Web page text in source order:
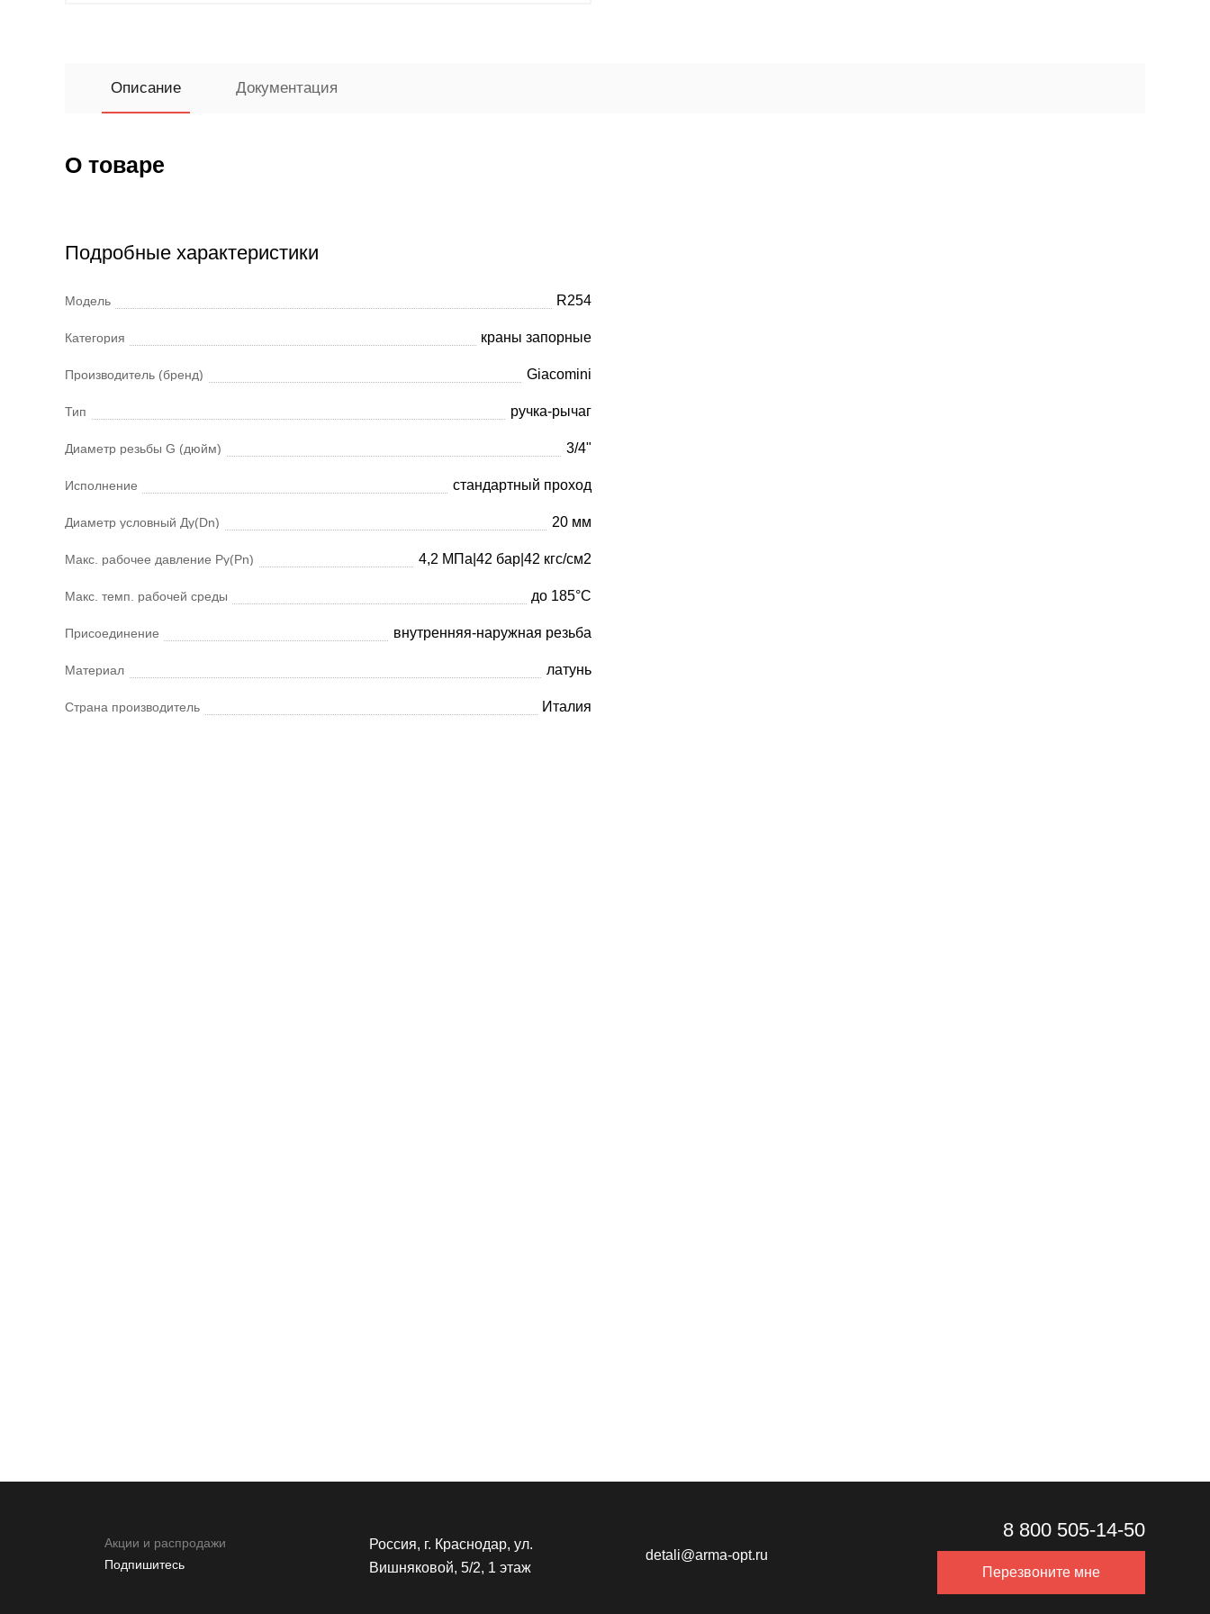
Описание Документация
О товаре
Подробные характеристики
Модель R254
Категория краны запорные
Производитель (бренд) Giacomini
Тип ручка-рычаг
Диаметр резьбы G (дюйм) 3/4"
Исполнение стандартный проход
Диаметр условный Ду(Dn) 20 мм
Макс. рабочее давление Ру(Pn) 4,2 МПа|42 бар|42 кгс/см2
Макс. темп. рабочей среды до 185°С
Присоединение внутренняя-наружная резьба
Материал латунь
Страна производитель Италия
Акции и распродажи
Подпишитесь
Россия, г. Краснодар, ул.
Вишняковой, 5/2, 1 этаж
detali@arma-opt.ru
8 800 505-14-50
Перезвоните мне